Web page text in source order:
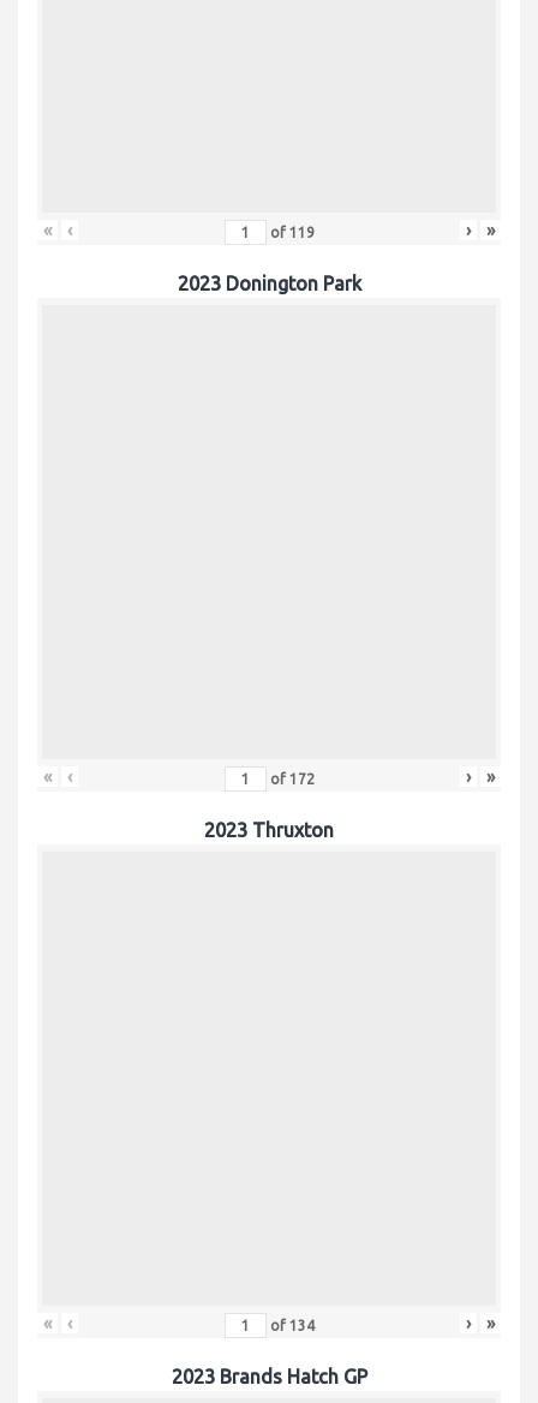
« ‹ of 119 › »
2023 Donington Park
« ‹ of 172 › »
2023 Thruxton
« ‹ of 134 › »
2023 Brands Hatch GP